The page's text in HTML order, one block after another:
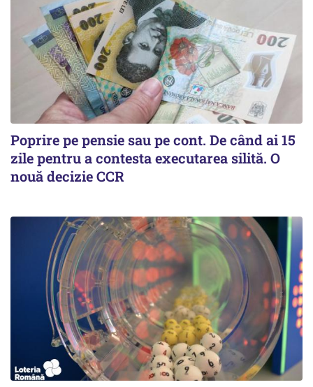
Poprire pe pensie sau pe cont. De când ai 15
zile pentru a contesta executarea silită. O
nouă decizie CCR